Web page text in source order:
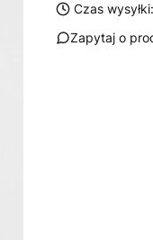
Czas wysyłki:
Zapytaj o